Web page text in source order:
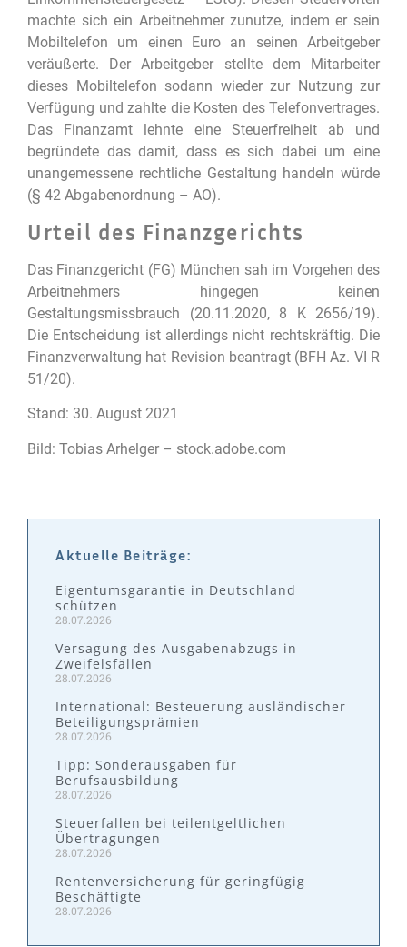
machte sich ein Arbeitnehmer zunutze, indem er sein
Mobiltelefon um einen Euro an seinen Arbeitgeber
veräußerte. Der Arbeitgeber stellte dem Mitarbeiter
dieses Mobiltelefon sodann wieder zur Nutzung zur
Verfügung und zahlte die Kosten des Telefonvertrages.
Das Finanzamt lehnte eine Steuerfreiheit ab und
begründete das damit, dass es sich dabei um eine
unangemessene rechtliche Gestaltung handeln würde
(§ 42 Abgabenordnung – AO).
Urteil des Finanzgerichts
Das Finanzgericht (FG) München sah im Vorgehen des
Arbeitnehmers hingegen keinen
Gestaltungsmissbrauch (20.11.2020, 8 K 2656/19).
Die Entscheidung ist allerdings nicht rechtskräftig. Die
Finanzverwaltung hat Revision beantragt (BFH Az. VI R
51/20).
Stand: 30. August 2021
Bild: Tobias Arhelger – stock.adobe.com
Aktuelle Beiträge:
Eigentumsgarantie in Deutschland
schützen
28.07.2026
Versagung des Ausgabenabzugs in
Zweifelsfällen
28.07.2026
International: Besteuerung ausländischer
Beteiligungsprämien
28.07.2026
Tipp: Sonderausgaben für
Berufsausbildung
28.07.2026
Steuerfallen bei teilentgeltlichen
Übertragungen
28.07.2026
Rentenversicherung für geringfügig
Beschäftigte
28.07.2026